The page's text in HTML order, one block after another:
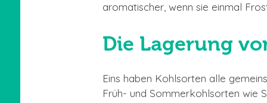
aromatischer, wenn sie einmal
Die Lagerung
Eins haben Kohlsorten alle
Früh- und Sommerkohlsorten wie